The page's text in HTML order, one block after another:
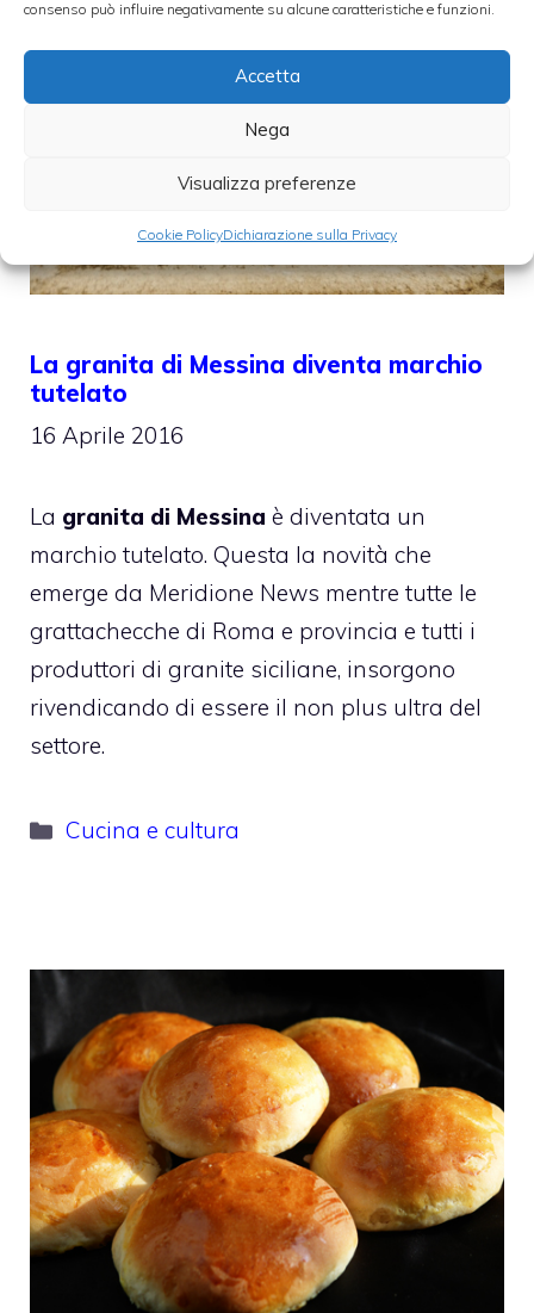
consenso può influire negativamente su alcune caratteristiche e funzioni.
Accetta
Nega
Visualizza preferenze
Cookie PolicyDichiarazione sulla Privacy
La granita di Messina diventa marchio
tutelato
16 Aprile 2016
La granita di Messina è diventata un
marchio tutelato. Questa la novità che
emerge da Meridione News mentre tutte le
grattachecche di Roma e provincia e tutti i
produttori di granite siciliane, insorgono
rivendicando di essere il non plus ultra del
settore.
Categorie
Cucina e cultura